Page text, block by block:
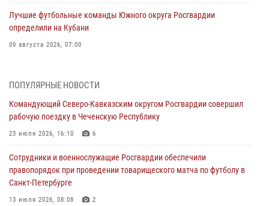
Лучшие футбольные команды Южного округа Росгвардии
определили на Кубани
09 августа 2026, 07:00
(видео)
Росгвардейцы провели занятие по стрелковой подготовке для
воспитанников Центра детского, юношеского туризма и
09 августа 2026, 05:00
В регионах Урала бойцам Росгвардии в зону СВО передали свежие
тиражи газет
ПОПУЛЯРНЫЕ НОВОСТИ
Командующий Северо-Кавказским округом Росгвардии совершил
рабочую поездку в Чеченскую Республику
23 июля 2026, 16:10 6
Сотрудники и военнослужащие Росгвардии обеспечили
правопорядок при проведении товарищеского матча по футболу в
Санкт-Петербурге
13 июля 2026, 08:08 2